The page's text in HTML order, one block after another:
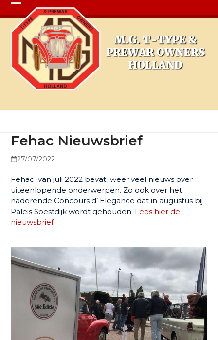
Open
mobile
menu
Close
mobile
menu
Fehac Nieuwsbrief
27/07/2022
Fehac van juli 2022 bevat weer veel nieuws over
uiteenlopende onderwerpen. Zo ook over het
naderende Concours d’ Elégance dat in augustus bij
Paleis Soestdijk wordt gehouden. Lees hier de
nieuwsbrief.